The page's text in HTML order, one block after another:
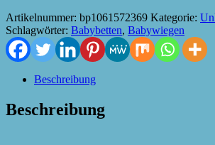
Artikelnummer: bp1061572369 Kategorie:
Schlagwörter: Babybetten, Babywiegen
Beschreibung
Beschreibung